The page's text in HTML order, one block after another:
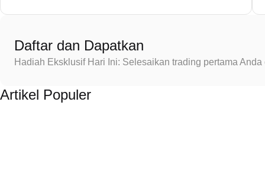
Daftar dan Dapatkan
Hadiah Eksklusif Hari Ini: Selesaikan trading pertama
Artikel Populer